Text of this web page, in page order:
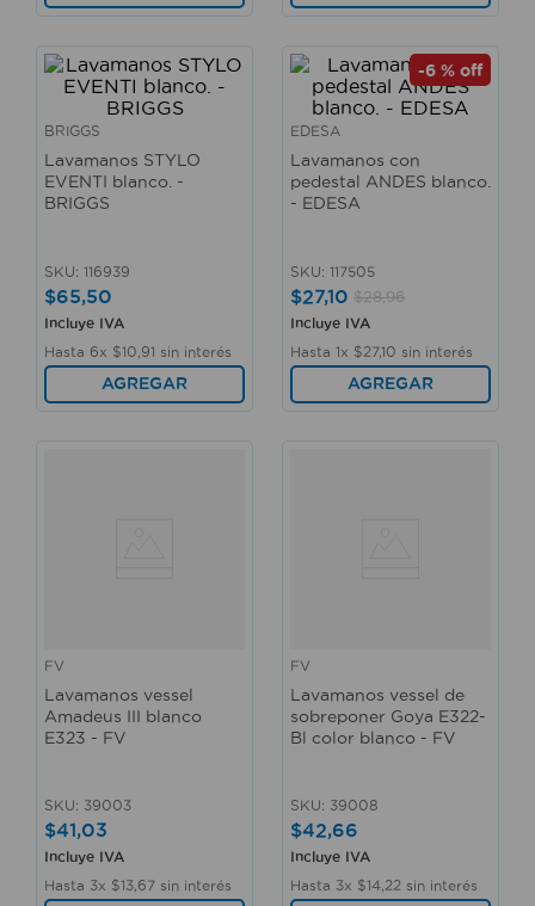
BRIGGS
Lavamanos STYLO
EVENTI blanco. -
BRIGGS
SKU: 116939
$65,50
Incluye IVA
Hasta 6x $10 91 sin interés
AGREGAR
-6 % off
EDESA
Lavamanos con
pedestal ANDES blanco.
- EDESA
SKU: 117505
$27,10 $28,96
Incluye IVA
Hasta 1x $27,10 sin interés
AGREGAR
FV
Lavamanos vessel
Amadeus III blanco
E323 - FV
SKU: 39003
$41,03
Incluye IVA
Hasta 3x $13 67 sin interés
FV
Lavamanos vessel de
sobreponer Goya E322-
Bl color blanco - FV
SKU: 39008
$42,66
Incluye IVA
Hasta 3x $14 22 sin interés